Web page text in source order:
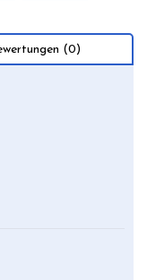
(0)